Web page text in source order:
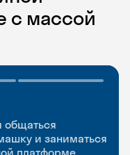
с массой
общаться
и заниматься
платформе
слова где
практики